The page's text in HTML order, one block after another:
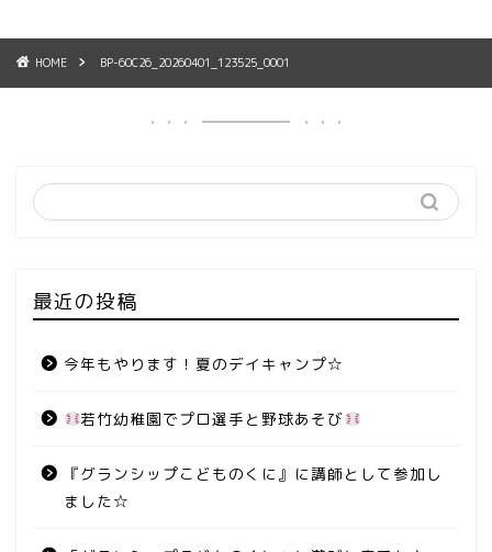
HOME BP-60C26_20260401_123525_0001
最近の投稿
今年もやります！夏のデイキャンプ☆
若竹幼稚園でプロ選手と野球あそび
『グランシップこどものくに』に講師として参加し
ました☆